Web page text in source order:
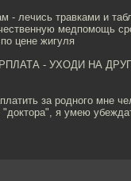
- лечись травками и
медпомощь
цене жигуля
- УХОДИ НА
за родного мне
"доктора", я умею